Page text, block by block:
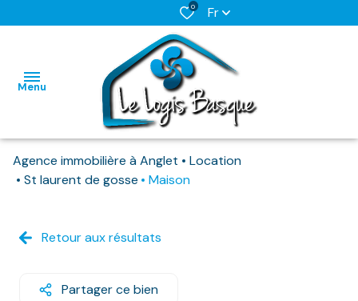
0 Fr
Menu
L'AGENCE
DISPONIBLES
PRO
BIENS
PRO
Agence immobilière à Anglet
Location
St laurent de gosse
Maison
Retour aux résultats
Partager ce bien